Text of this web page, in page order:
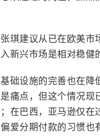
琪建议从已在欧美市
新兴市场是相对稳健
础设施的完善也在降
痛点，但这个情况
在巴西，亚马逊仅在
爱分期付款的习惯也